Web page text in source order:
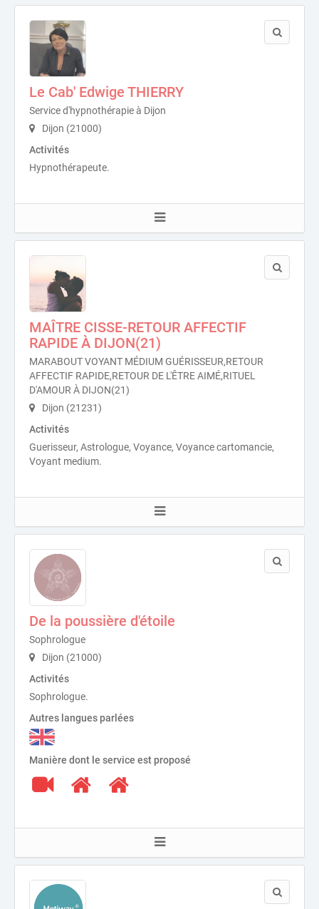
Le Cab' Edwige THIERRY
Service d'hypnothérapie à Dijon
Dijon (21000)
Activités
Hypnothérapeute.
MAÎTRE CISSE-RETOUR AFFECTIF
RAPIDE À DIJON(21)
MARABOUT VOYANT MÉDIUM GUÉRISSEUR,RETOUR
AFFECTIF RAPIDE,RETOUR DE L'ÊTRE AIMÉ,RITUEL
D'AMOUR À DIJON(21)
Dijon (21231)
Activités
Guerisseur, Astrologue, Voyance, Voyance cartomancie,
Voyant medium.
De la poussière d'étoile
Sophrologue
Dijon (21000)
Activités
Sophrologue.
Autres langues parlées
Manière dont le service est proposé